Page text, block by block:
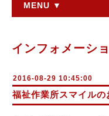
MENU ▼
インフォメーシ
2016-08-29 10:45:00
福祉作業所スマイル